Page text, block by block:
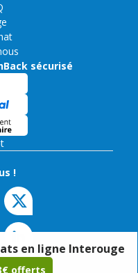
en ligne Interouge
offerts
sécurisé
!